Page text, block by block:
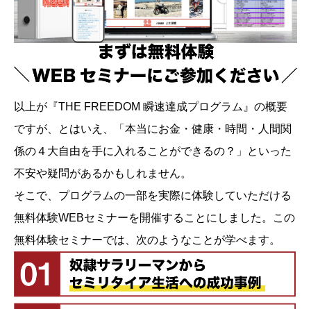
以上が『THE FREEDOM 瞬速達成プログラム』の概要
ですが、とはいえ、「本当にお金・健康・時間・人間関
係の４大自由を手に入れることができるの？」といった
不安や疑問があるかもしれません。
そこで、プログラムの一部を実際に体験していただける
無料体験WEBセミナーを開催することにしました。この
無料体験セミナーでは、次のようなことが学べます。